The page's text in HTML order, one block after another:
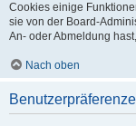
Cookies einige
sie von der Board-
An- oder Abmeldung
Nach oben